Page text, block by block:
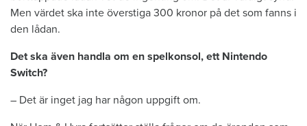
Men värdet ska inte överstiga 300 kronor på det som fanns i
den lådan.
Det ska även handla om en spelkonsol, ett Nintendo
Switch?
– Det är inget jag har någon uppgift om.